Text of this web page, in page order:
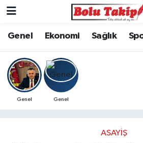
Genel Ekonomi Sağlık
Genel Genel
ASAYIŞ